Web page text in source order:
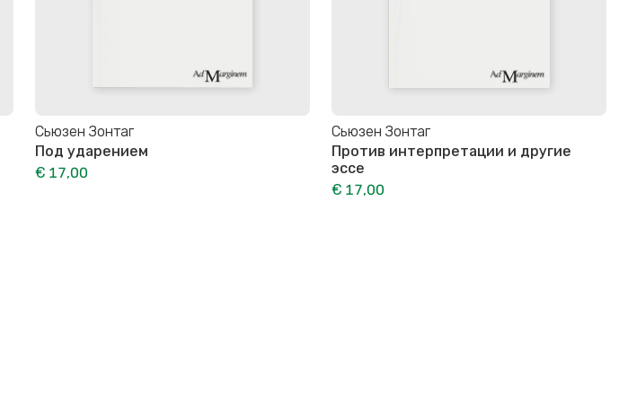
Сьюзен Зонтаг
Под ударением
€ 17,00
Сьюзен Зонтаг
Против интерпретации и другие
эссе
€ 17,00